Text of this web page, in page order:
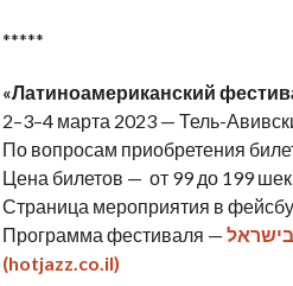
*****
«Латиноамериканский
2–3–4 марта 2023 — Тель-
По вопросам приобретения
Цена билетов — от 99 до 199 шек.
Страница мероприятия в
Программа фестиваля — | הופעות ג’אז בישראל
(hotjazz.co.il)